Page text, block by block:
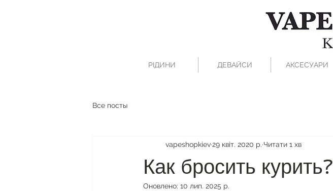
РІДИНИ ДЕВАЙСИ АКСЕСУАРИ
Все посты
Как бросить курить?
vapeshopkiev29 квіт. 2020 р. Читати 1 хв
Оновлено: 10 лип. 2025 р.